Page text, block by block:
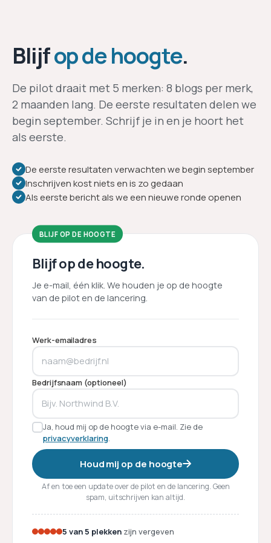
we bij de lancering op terug.
Blijfop de hoogte.
De pilot draait met 5 merken: 8 blogs per merk,
2 maanden lang. De eerste resultaten delen we
begin september. Schrijf je in en je hoort het
als eerste.
De eerste resultaten verwachten we begin september
Inschrijven kost niets en is zo gedaan
Als eerste bericht als we een nieuwe ronde openen
BLIJF OP DE HOOGTE
Blijf op de hoogte.
Je e-mail, één klik. We houden je op de hoogte
van de pilot en de lancering.
Werk-emailadres
Bedrijfsnaam (optioneel)
Ja, houd mij op de hoogte via e-mail. Zie de
privacyverklaring
Houd mij op de hoogte
Af en toe een update over de pilot en de lancering. Geen
spam, uitschrijven kan altijd.
5 van 5 plekken zijn vergeven